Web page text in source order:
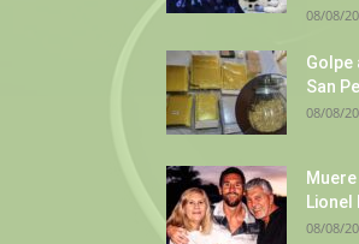
08/08/
Golpe
San
08/08/
Lionel
08/08/